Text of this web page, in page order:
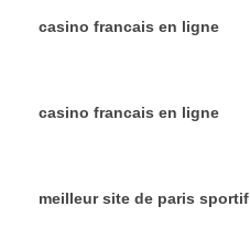
casino francais en ligne
casino francais en ligne
meilleur site de paris sportif